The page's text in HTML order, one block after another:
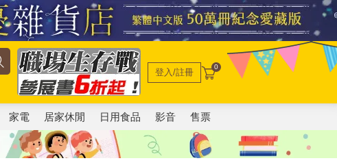
登入/註冊 0
家電 居家休閒 日用食品 影音 售票